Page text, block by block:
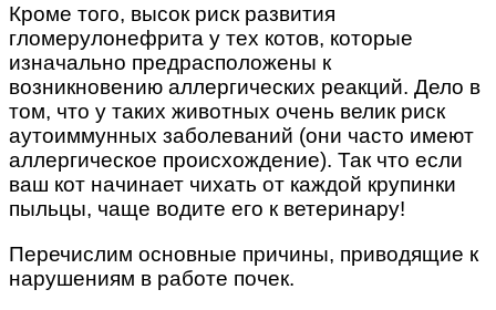
Кроме того, высок риск развития
гломерулонефрита у тех котов, которые
изначально предрасположены к
возникновению аллергических реакций. Дело в
том, что у таких животных очень велик риск
аутоиммунных заболеваний (они часто имеют
аллергическое происхождение). Так что если
ваш кот начинает чихать от каждой крупинки
пыльцы, чаще водите его к ветеринару!
Перечислим основные причины, приводящие к
нарушениям в работе почек.